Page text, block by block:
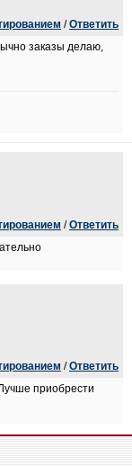
/Ответить
заказы делаю,
/Ответить
/Ответить
приобрести